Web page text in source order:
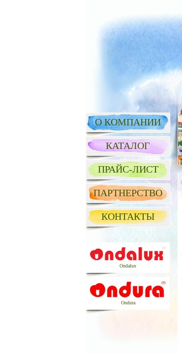
О КОМПАНИИ
КАТАЛОГ
ПРАЙС-ЛИСТ
ПАРТНЕРСТВО
КОНТАКТЫ
Ondalux
Ondura